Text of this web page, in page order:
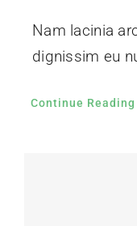
Nam lacinia
dignissim eu
Continue Reading